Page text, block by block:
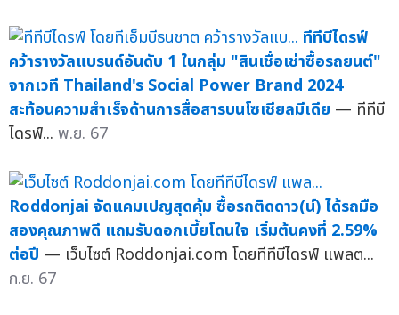
ทีทีบีไดรฟ์
คว้ารางวัลแบรนด์อันดับ 1 ในกลุ่ม "สินเชื่อเช่าซื้อรถยนต์"
จากเวที Thailand's Social Power Brand 2024
สะท้อนความสำเร็จด้านการสื่อสารบนโซเชียลมีเดีย — ทีทีบี
ไดรฟ์... พ.ย. 67
Roddonjai จัดแคมเปญสุดคุ้ม ซื้อรถติดดาว(น์) ได้รถมือ
สองคุณภาพดี แถมรับดอกเบี้ยโดนใจ เริ่มต้นคงที่ 2.59%
ต่อปี — เว็บไซต์ Roddonjai.com โดยทีทีบีไดรฟ์ แพลต...
ก.ย. 67